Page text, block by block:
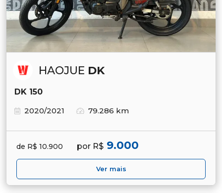
HAOJUE DK
DK 150
2020/2021
79.286 km
de R$ 10.900 por R$ 9.000
Ver mais